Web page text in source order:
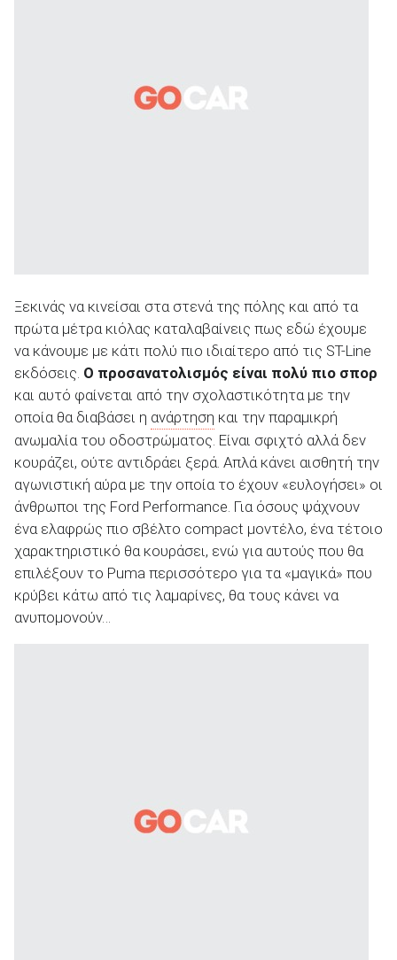
Ξεκινάς να κινείσαι στα στενά της πόλης και από τα
πρώτα μέτρα κιόλας καταλαβαίνεις πως εδώ έχουμε
να κάνουμε με κάτι πολύ πιο ιδιαίτερο από τις ST-Line
εκδόσεις. Ο προσανατολισμός είναι πολύ πιο σπορ
και αυτό φαίνεται από την σχολαστικότητα με την
οποία θα διαβάσει η ανάρτηση και την παραμικρή
ανωμαλία του οδοστρώματος. Είναι σφιχτό αλλά δεν
κουράζει, ούτε αντιδράει ξερά. Απλά κάνει αισθητή την
αγωνιστική αύρα με την οποία το έχουν «ευλογήσει» οι
άνθρωποι της Ford Performance. Για όσους ψάχνουν
ένα ελαφρώς πιο σβέλτο compact μοντέλο, ένα τέτοιο
χαρακτηριστικό θα κουράσει, ενώ για αυτούς που θα
επιλέξουν το Puma περισσότερο για τα «μαγικά» που
κρύβει κάτω από τις λαμαρίνες, θα τους κάνει να
ανυπομονούν…